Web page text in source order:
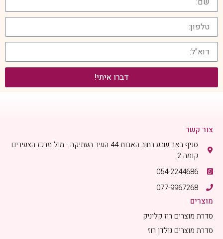
דברו איתי!
צור קשר
סניף באר שבע רחוב האבות 44 העיר העתיקה - מול מרכז הצעירים
קומה 2
054-2244686
077-9967268
מוצרים
סדרת מוצרים רוז קליניק
סדרת מוצרים גולדן רוז